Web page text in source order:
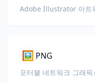
Adobe Illustrator 아트
🖼️ PNG
포터블 네트워크 그래픽